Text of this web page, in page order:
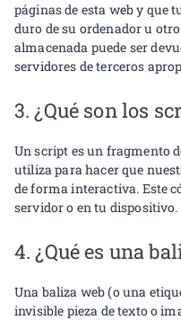
páginas de esta web y que
duro de su ordenador u
almacenada puede ser
servidores de terceros
3. ¿Qué son los
Un script es un fragmento
utiliza para hacer que
de forma interactiva. Este
servidor o en tu dispositivo.
4. ¿Qué es una
Una baliza web (o una
invisible pieza de texto o